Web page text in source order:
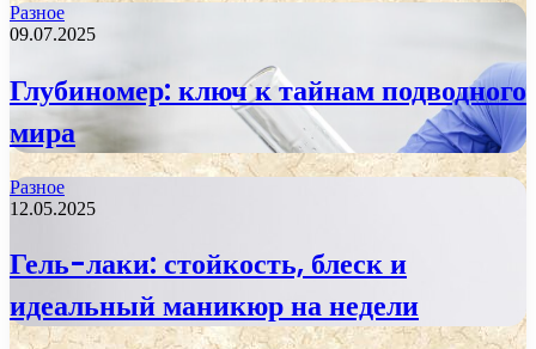
Разное
09.07.2025
Глубиномер: ключ к тайнам подводного
мира
Разное
12.05.2025
Гель-лаки: стойкость, блеск и
идеальный маникюр на недели